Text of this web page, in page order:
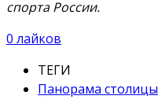
спорта России.
0 лайков
ТЕГИ
Панорама столицы